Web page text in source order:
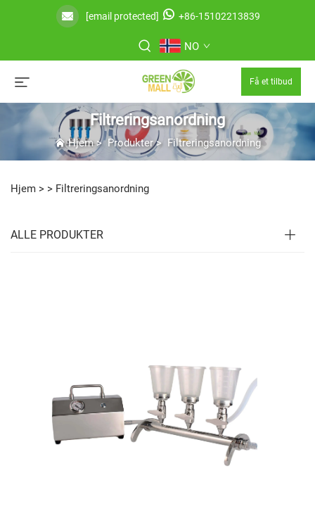
[email protected] +86-15102213839
NO
Få et tilbud
Filtreringsanordning
Hjem>Produkter> Filtreringsanordning
Hjem > > Filtreringsanordning
ALLE PRODUKTER